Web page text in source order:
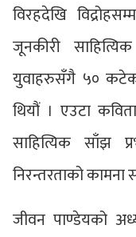
विरहदेखि
जूनकीरी
युवाहरुसँगै ५०
थियौं । एउटा
साहित्यिक साँझ
निरन्तरताको कामना
जीवन पाण्डेयको